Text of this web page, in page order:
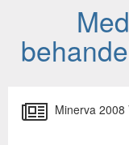
Minerva 2008